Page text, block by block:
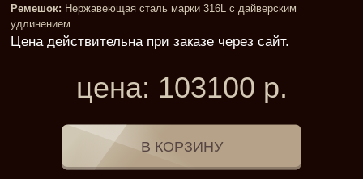
Ремешок: Нержавеющая сталь марки 316L с дайверским
удлинением.
Цена действительна при заказе через сайт
цена: 103100 р.